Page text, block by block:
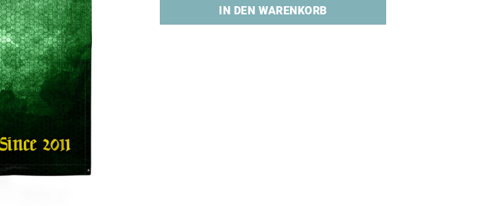
IN DEN WARENKORB